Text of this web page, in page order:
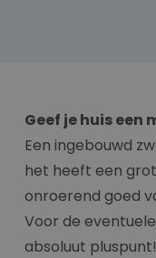
Geef je huis een
Een ingebouwd
het heeft een
onroerend goed
Voor de
absoluut pluspunt!